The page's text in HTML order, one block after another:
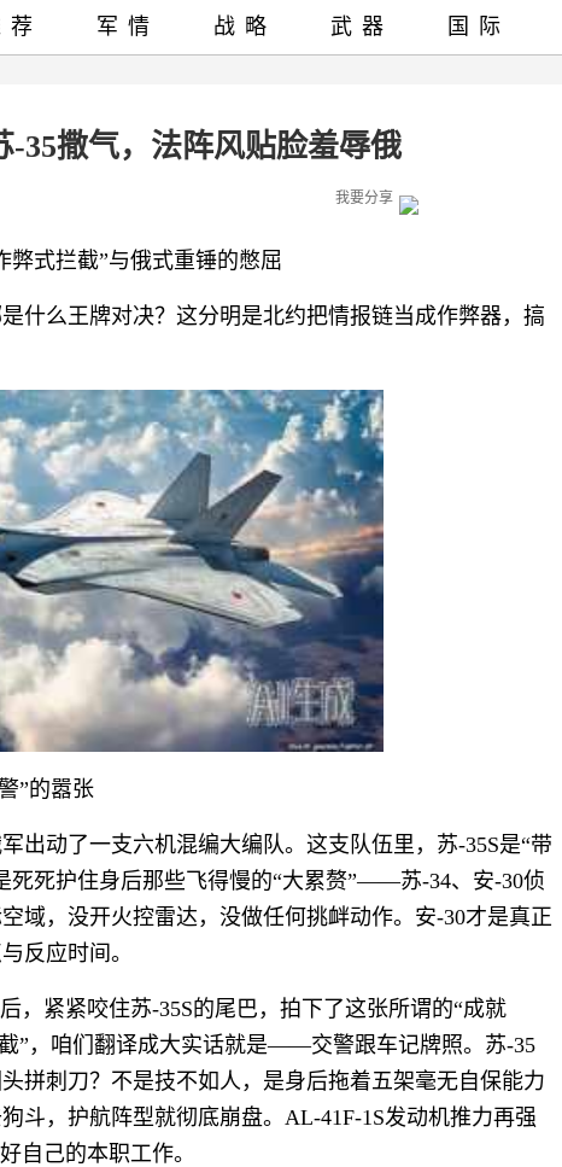
-35撒气，法阵风贴脸羞辱俄
我要分享
弊式拦截”与俄式重锤的憋屈
么王牌对决？这分明是北约把情报链当成作弊器，搞
”的嚣张
出动了一支六机混编大编队。这支队伍里，苏-35S是“带
死死护住身后那些飞得慢的“大累赘”——苏-34、安-30侦
域，没开火控雷达，没做任何挑衅动作。安-30才是真正
反应时间。
，紧紧咬住苏-35S的尾巴，拍下了这张所谓的“成就
”，咱们翻译成大实话就是——交警跟车记牌照。苏-35
拼刺刀？不是技不如人，是身后拖着五架毫无自保能力
斗，护航阵型就彻底崩盘。AL-41F-1S发动机推力再强
自己的本职工作。
荐 军情 战略 武器 国际